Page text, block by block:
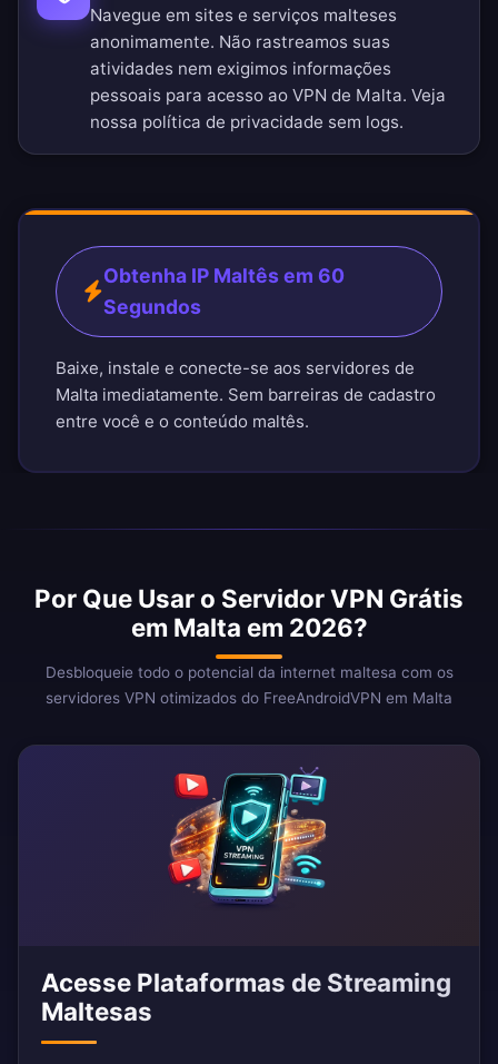
Navegue em sites e serviços malteses
anonimamente. Não rastreamos suas
atividades nem exigimos informações
pessoais para acesso ao VPN de Malta. Veja
nossa política de privacidade sem logs.
Obtenha IP Maltês em 60
Segundos
Baixe, instale e conecte-se aos servidores de
Malta imediatamente. Sem barreiras de cadastro
entre você e o conteúdo maltês.
Por Que Usar o Servidor VPN Grátis
em Malta em 2026?
Desbloqueie todo o potencial da internet maltesa com os
servidores VPN otimizados do FreeAndroidVPN em Malta
Acesse Plataformas de Streaming
Maltesas